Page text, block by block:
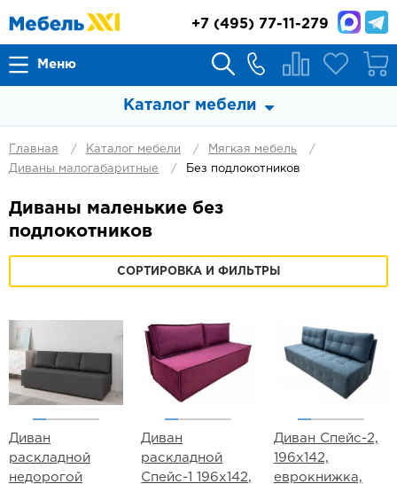
Меню
+7 (495) 77-11-279
Каталог мебели
Главная Каталог мебели
Мягкая мебель
Диваны малогабаритные
Без подлокотников
Диваны маленькие без
подлокотников
СОРТИРОВКА И ФИЛЬТРЫ
Диван
раскладной
недорогой
Диван
раскладной
Спейс-1 196х142,
Диван Спейс-2,
196х142,
еврокнижка,